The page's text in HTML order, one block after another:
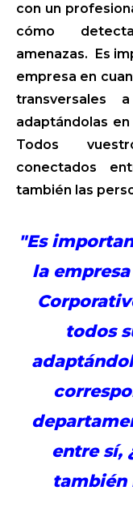
con un
cómo
amenazas. Es
empresa en
transversales
adaptándolas
Todos
conectados
también las
"Es
la
todos
entre sí,
también